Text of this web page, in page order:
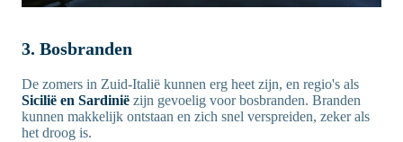
3. Bosbranden
De zomers in Zuid-Italië kunnen erg heet zijn, en regio's als
Sicilië en Sardinië zijn gevoelig voor bosbranden. Branden
kunnen makkelijk ontstaan en zich snel verspreiden, zeker als
het droog is.